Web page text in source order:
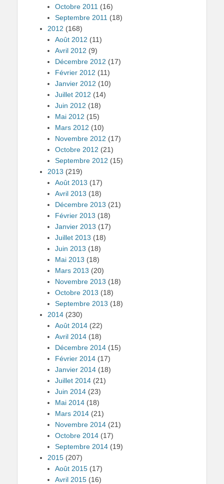
Octobre 2011 (16)
Septembre 2011 (18)
2012 (168)
Août 2012 (11)
Avril 2012 (9)
Décembre 2012 (17)
Février 2012 (11)
Janvier 2012 (10)
Juillet 2012 (14)
Juin 2012 (18)
Mai 2012 (15)
Mars 2012 (10)
Novembre 2012 (17)
Octobre 2012 (21)
Septembre 2012 (15)
2013 (219)
Août 2013 (17)
Avril 2013 (18)
Décembre 2013 (21)
Février 2013 (18)
Janvier 2013 (17)
Juillet 2013 (18)
Juin 2013 (18)
Mai 2013 (18)
Mars 2013 (20)
Novembre 2013 (18)
Octobre 2013 (18)
Septembre 2013 (18)
2014 (230)
Août 2014 (22)
Avril 2014 (18)
Décembre 2014 (15)
Février 2014 (17)
Janvier 2014 (18)
Juillet 2014 (21)
Juin 2014 (23)
Mai 2014 (18)
Mars 2014 (21)
Novembre 2014 (21)
Octobre 2014 (17)
Septembre 2014 (19)
2015 (207)
Août 2015 (17)
Avril 2015 (16)